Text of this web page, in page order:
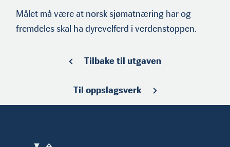
Målet må være at norsk sjømatnæring har og
fremdeles skal ha dyrevel­ferd i verdenstoppen.
Tilbake til utgaven
Til oppslagsverk